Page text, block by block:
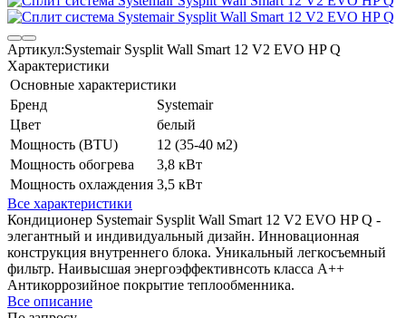
Артикул:Systemair Sysplit Wall Smart 12 V2 EVO HP Q
Характеристики
Основные характеристики
Бренд
Systemair
Цвет
белый
Мощность (BTU)
12 (35-40 м2)
Мощность обогрева
3,8 кВт
Мощность охлаждения 3,5 кВт
Все характеристики
Кондиционер Systemair Sysplit Wall Smart 12 V2 EVO HP Q -
элегантный и индивидуальный дизайн. Инновационная
конструкция внутреннего блока. Уникальный легкосъемный
фильтр. Наивысшая энергоэффективнсоть класса А++
Антикоррозийное покрытие теплообменника.
Все описание